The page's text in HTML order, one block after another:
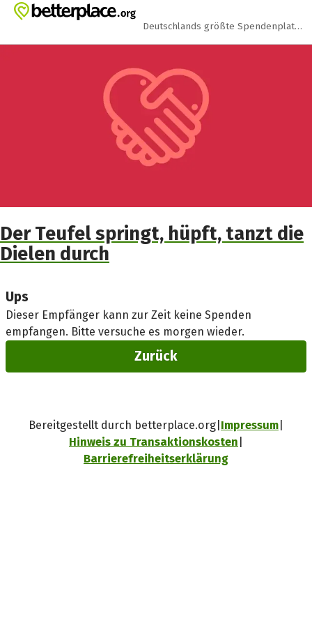
Zum Hauptinhalt springen
Erklärung zur Barrierefreiheit anzeigen
Deutschlands größte Spendenplattform
Der Teufel springt, hüpft, tanzt die
Dielen durch
Ups
Dieser Empfänger kann zur Zeit keine Spenden
empfangen. Bitte versuche es morgen wieder.
Zurück
Bereitgestellt durch betterplace.org Impressum
Hinweis zu Transaktionskosten
Barrierefreiheitserklärung